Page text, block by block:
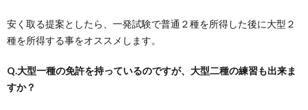
安く取る提案としたら、一発試験で普通２種を所得した後に大型２
種を所得する事をオススメします。
Q.大型一種の免許を持っているのですが、大型二種の練習も出来ま
すか？